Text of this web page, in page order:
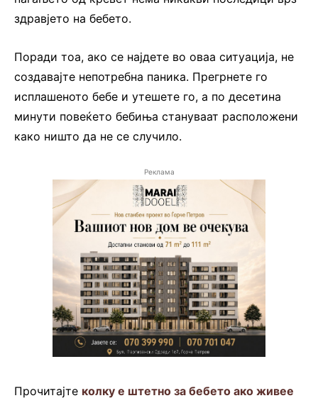
здравјето на бебето.
Поради тоа, ако се најдете во оваа ситуација, не
создавајте непотребна паника. Прегрнете го
исплашеното бебе и утешете го, а по десетина
минути повеќето бебиња стануваат расположени
како ништо да не се случило.
Реклама
Прочитајте колку е штетно за бебето ако живее